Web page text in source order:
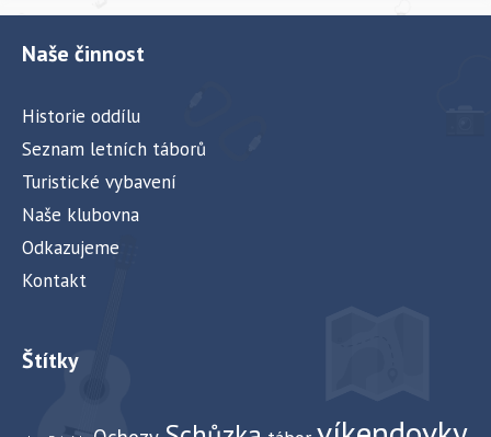
Naše činnost
Historie oddílu
Seznam letních táborů
Turistické vybavení
Naše klubovna
Odkazujeme
Kontakt
Štítky